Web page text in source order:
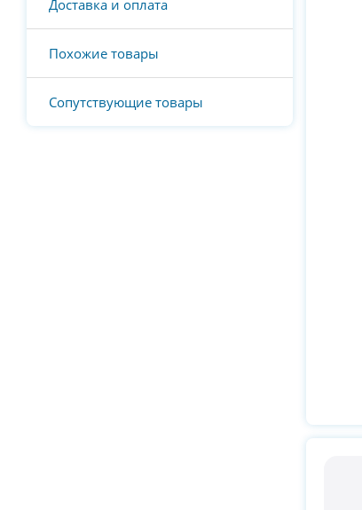
Доставка и оплата
Похожие товары
Сопутствующие товары